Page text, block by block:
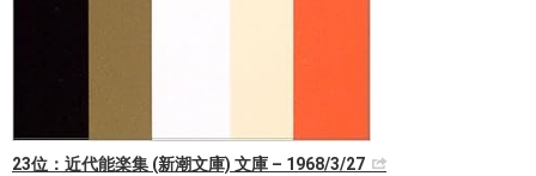
23位：近代能楽集 (新潮文庫) 文庫 – 1968/3/27